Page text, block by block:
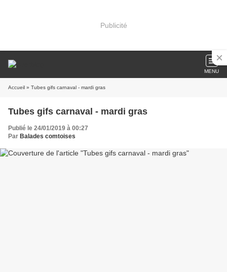
Publicité
MENU
Accueil » Tubes gifs carnaval - mardi gras
Tubes gifs carnaval - mardi gras
Publié le 24/01/2019 à 00:27
Par Balades comtoises